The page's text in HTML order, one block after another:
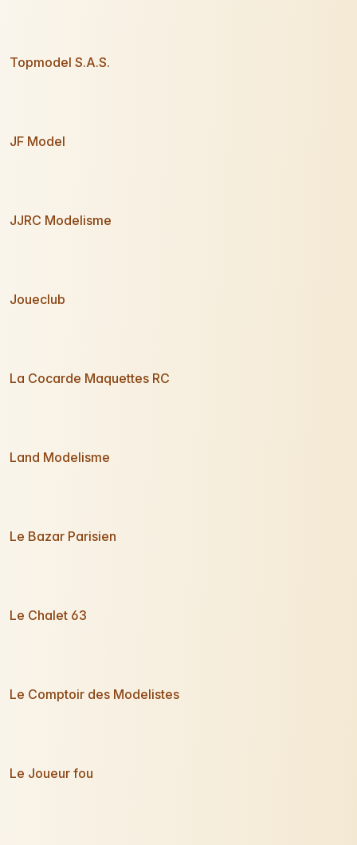
Topmodel S.A.S.
JF Model
JJRC Modelisme
Joueclub
La Cocarde Maquettes RC
Land Modelisme
Le Bazar Parisien
Le Chalet 63
Le Comptoir des Modelistes
Le Joueur fou